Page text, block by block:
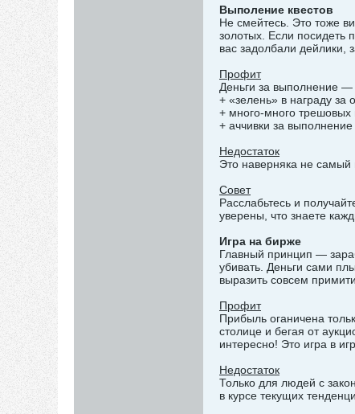
Выполение квестов
Не смейтесь. Это тоже
золотых. Если посидеть
вас задолбали дейлики,
Профит
Деньги за выполнение
+ «зелень» в награду за
+ много-много трешовых
+ аччивки за выполнение
Недостаток
Это наверняка не самый
Совет
Расслабьтесь и
уверены, что знаете
Игра на бирже
Главный принцип —
убивать. Деньги сами
выразить совсем
Профит
Прибыль оганичена
столице и бегая от
интересно! Это игра в
Недостаток
Только для людей с
в курсе текущих